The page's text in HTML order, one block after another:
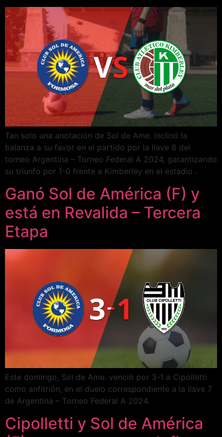
Tan solo una anotación de Sol de Ame. inclinó la
balanza a su favor en el partido por la llave 8 del
torneo Argentina – Torneo Federal A 2024, garantizando
su triunfo por 1-0 frente a Kimberley en el estadio .
Ganó Sol de América (F) y
está en Revalida – Tercera
Etapa
Este domingo, Sol de Ame. venció por 3-1 a Cipolletti
como anfitrión, en el duelo correspondiente a la llave 7
de Argentina – Torneo Federal A 2024.
Cipolletti y Sol de América